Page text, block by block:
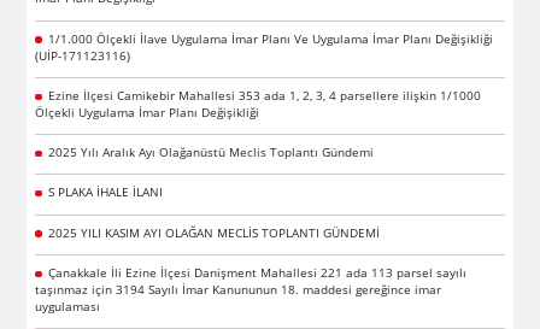
1/1.000 Ölçekli İlave Uygulama İmar Planı Ve Uygulama İmar Planı Değişikliği
(UİP-171123116)
Ezine İlçesi Camikebir Mahallesi 353 ada 1, 2, 3, 4 parsellere ilişkin 1/1000
Ölçekli Uygulama İmar Planı Değişikliği
2025 Yılı Aralık Ayı Olağanüstü Meclis Toplantı Gündemi
S PLAKA İHALE İLANI
2025 YILI KASIM AYI OLAĞAN MECLİS TOPLANTI GÜNDEMİ
Çanakkale İli Ezine İlçesi Danişment Mahallesi 221 ada 113 parsel sayılı
taşınmaz için 3194 Sayılı İmar Kanununun 18. maddesi gereğince imar
uygulaması